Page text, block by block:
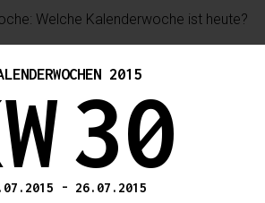
2015
30
- 26.07.2015